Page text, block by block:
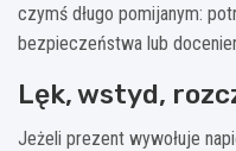
czymś długo pomijanym:
bezpieczeństwa lub
Lęk, wstyd,
Jeżeli prezent wywołuje